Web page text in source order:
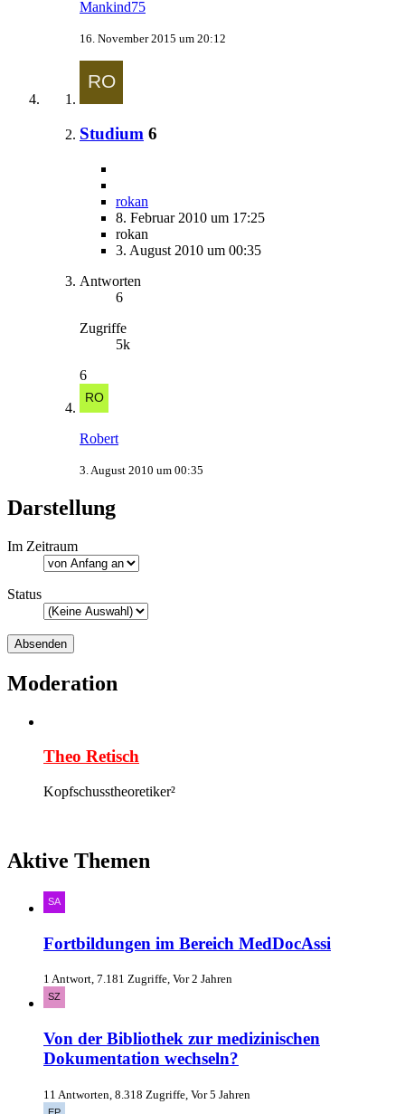
Mankind75
16. November 2015 um 20:12
Studium 6
rokan
8. Februar 2010 um 17:25
rokan
3. August 2010 um 00:35
Antworten
6
Zugriffe
5k
6
Robert
3. August 2010 um 00:35
Darstellung
Im Zeitraum
Status
Moderation
Theo Retisch
Kopfschusstheoretiker²
Aktive Themen
Fortbildungen im Bereich MedDocAssi
1 Antwort, 7.181 Zugriffe, Vor 2 Jahren
Von der Bibliothek zur medizinischen
Dokumentation wechseln?
11 Antworten, 8.318 Zugriffe, Vor 5 Jahren